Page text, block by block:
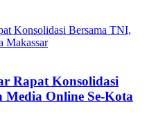
Rapat Konsolidasi
Media Online Se-Kota